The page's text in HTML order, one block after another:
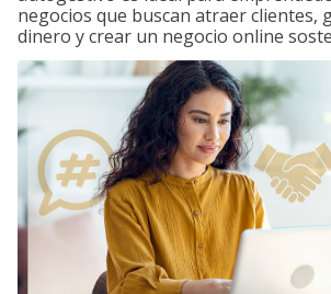
negocios que buscan atraer clientes,
dinero y crear un negocio online